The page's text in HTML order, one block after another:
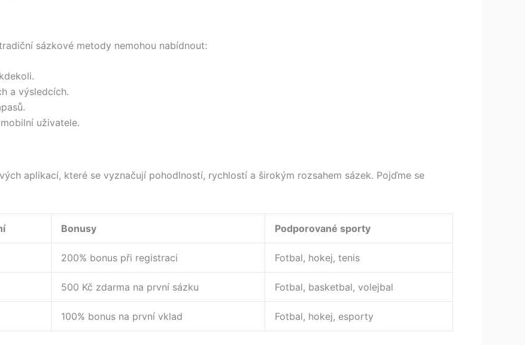
sázkové metody nemohou nabídnout:
a výsledcích.
uživatele.
aplikací, které se vyznačují pohodlností, rychlostí a širokým rozsahem sázek. Pojďme se
Bonusy Podporované sporty
200% bonus při registraci Fotbal, hokej, tenis
500 Kč zdarma na první sázku Fotbal, basketbal, volejbal
100% bonus na první vklad Fotbal, hokej, esporty